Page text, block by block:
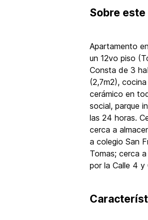
Sobre este
Apartamento
un 12vo piso
Consta de 3
(2,7m2),
cerámico en
social, parque
las 24 horas.
cerca a
a colegio San
Tomas; cerca
por la Calle 4 y